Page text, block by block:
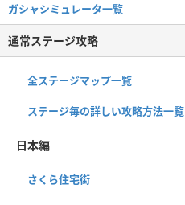
ガシャシミュレータ一覧
通常ステージ攻略
全ステージマップ一覧
ステージ毎の詳しい攻略方法一覧
日本編
さくら住宅街